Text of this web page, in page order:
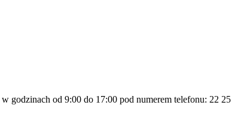
godzinach od 9:00 do 17:00 pod numerem telefonu: 22 25